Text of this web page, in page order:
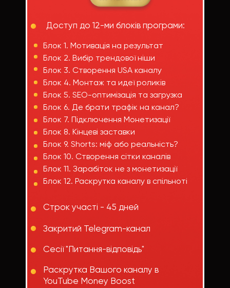
Доступ до 12-ми блоків програми:
Строк участі - 45 дней
Блок 1. Мотивація на результат
Блок 2. Вибір трендової ніши
Блок 3. Створення USA каналу
Блок 4. Монтаж та идеї роликів
Блок 5. SEO-оптимізація та загрузка
Блок 6. Де брати трафік на канал?
Блок 7. Підключення Монетизації
Блок 8. Кінцеві заставки
Блок 9. Shorts: міф або реальність?
Блок 10. Створення сітки каналів
Блок 11. Зарабіток не з монетизації
Блок 12. Раскрутка каналу в спільноті
Раскрутка Вашого каналу в
YouTube Money Boost
Сесії "Питання-відповідь"
Закритий Telegram-канал